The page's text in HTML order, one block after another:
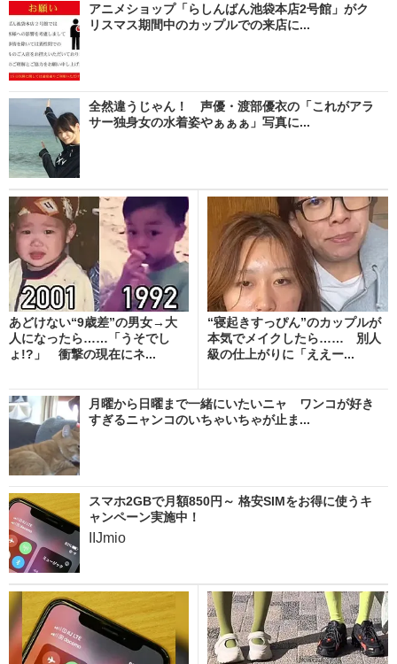
アニメショップ「らしんばん池袋本店2号館」がク
リスマス期間中のカップルでの来店に...
全然違うじゃん！ 声優・渡部優衣の「これがアラ
サー独身女の水着姿やぁぁぁ」写真に...
あどけない“9歳差”の男女→大
人になったら……「うそでし
ょ!?」 衝撃の現在にネ...
“寝起きすっぴん”のカップルが
本気でメイクしたら…… 別人
級の仕上がりに「ええー...
月曜から日曜まで一緒にいたいニャ ワンコが好き
すぎるニャンコのいちゃいちゃが止ま...
スマホ2GBで月額850円～ 格安SIMをお得に使うキ
ャンペーン実施中！
IIJmio